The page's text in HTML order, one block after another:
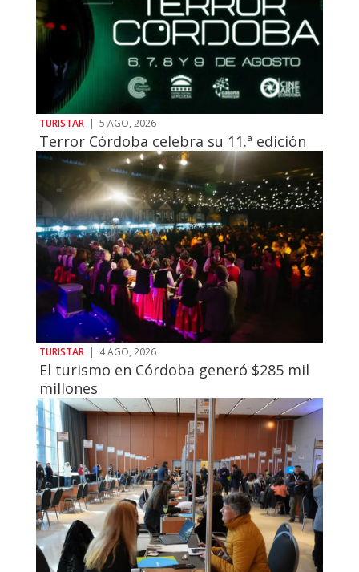
TURISTAR | 5 AGO, 2026
Terror Córdoba celebra su 11.ª edición
TURISTAR 4 AGO, 2026
El turismo en Córdoba generó $285 mil
millones